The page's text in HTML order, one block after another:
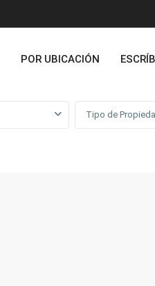
POR UBICACIÓN
Tipo de